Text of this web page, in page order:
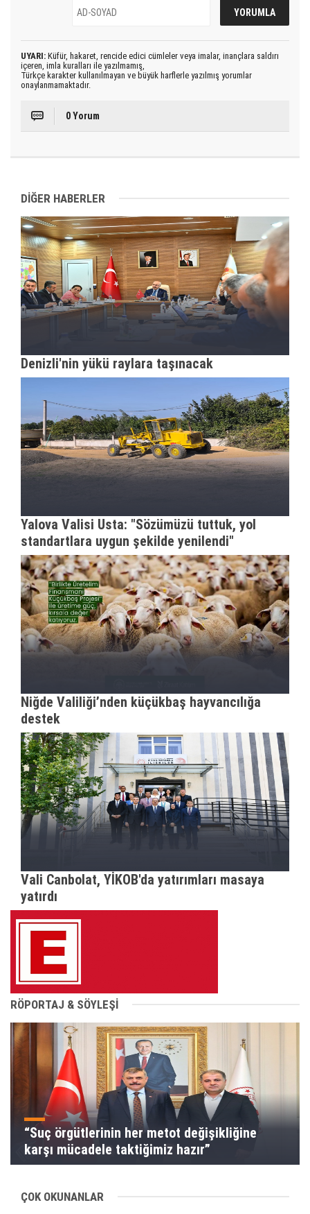
UYARI: Küfür, hakaret, rencide edici cümleler veya imalar, inançlara saldırı
içeren, imla kuralları ile yazılmamış,
Türkçe karakter kullanılmayan ve büyük harflerle yazılmış yorumlar
onaylanmamaktadır.
0 Yorum
DİĞER HABERLER
Denizli'nin yükü raylara taşınacak
Yalova Valisi Usta: "Sözümüzü tuttuk, yol
standartlara uygun şekilde yenilendi"
Niğde Valiliği’nden küçükbaş hayvancılığa
destek
Vali Canbolat, YİKOB'da yatırımları masaya
yatırdı
RÖPORTAJ & SÖYLEŞİ
“Suç örgütlerinin her metot değişikliğine
karşı mücadele taktiğimiz hazır”
ÇOK OKUNANLAR